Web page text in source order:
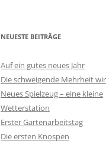
NEUESTE BEITRÄGE
Auf ein gutes neues Jahr
Die schweigende Mehrheit
Neues Spielzeug – eine kleine
Wetterstation
Erster Gartenarbeitstag
Die ersten Knospen